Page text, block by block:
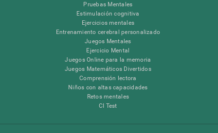
Pruebas Mentales
Estimulación cognitiva
Ejercicios mentales
Entrenamiento cerebral personalizado
Juegos Mentales
Ejercicio Mental
Juegos Online para la memoria
Juegos Matemáticos Divertidos
Comprensión lectora
Niños con altas capacidades
Retos mentales
CI Test